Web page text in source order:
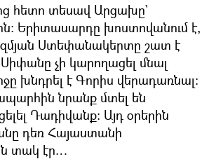
հետո տեսավ Արցախը`
ին։ Երիտասարդը խոստովանում է,
Ստեփանակերտը շատ է
չի կարողացել մնալ
խնդրել է Գորիս վերադառնալ։
նրանք մտել են
Դադիվանք։ Այդ օրերին
դեռ Հայաստանի
տակ էր…